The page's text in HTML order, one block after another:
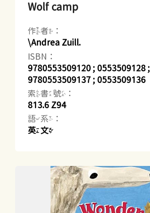
Wolf camp
作者：
\Andrea Zuill.
ISBN：
9780553509120 ; 0553509128 ;
9780553509137 ; 0553509136
索書號：
813.6 Z94
語系：
英文